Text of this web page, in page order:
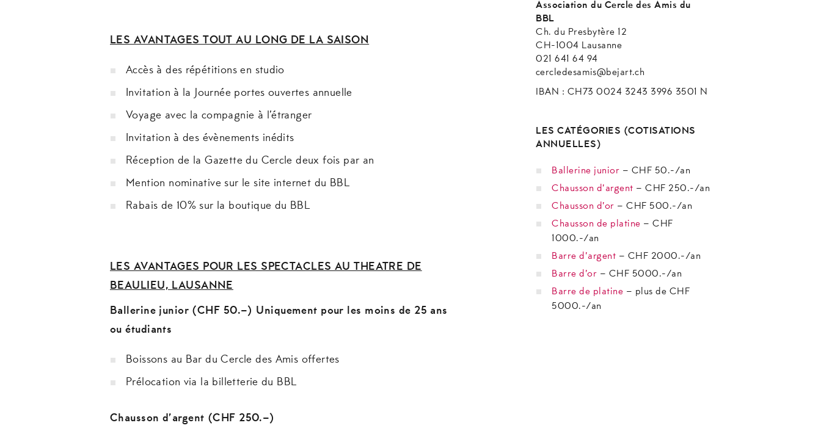
LES AVANTAGES TOUT AU LONG DE LA SAISON
Accès à des répétitions en studio
Invitation à la Journée portes ouvertes annuelle
Voyage avec la compagnie à l’étranger
Invitation à des évènements inédits
Réception de la Gazette du Cercle deux fois par an
Mention nominative sur le site internet du BBL
Rabais de 10% sur la boutique du BBL
LES AVANTAGES POUR LES SPECTACLES AU THEATRE DE
BEAULIEU, LAUSANNE
Ballerine junior (CHF 50.–) Uniquement pour les moins de 25 ans
ou étudiants
Boissons au Bar du Cercle des Amis offertes
Prélocation via la billetterie du BBL
Chausson d’argent (CHF 250.–)
Association du Cercle des Amis du
BBL
Ch. du Presbytère 12
CH-1004 Lausanne
021 641 64 94
cercledesamis@bejart.ch
IBAN : CH73 0024 3243 3996 3501 N
LES CATÉGORIES (COTISATIONS
ANNUELLES)
Ballerine junior – CHF 50.-/an
Chausson d’argent – CHF 250.-/an
Chausson d’or – CHF 500.-/an
Chausson de platine – CHF
1000.-/an
Barre d’argent – CHF 2000.-/an
Barre d’or – CHF 5000.-/an
Barre de platine – plus de CHF
5000.-/an